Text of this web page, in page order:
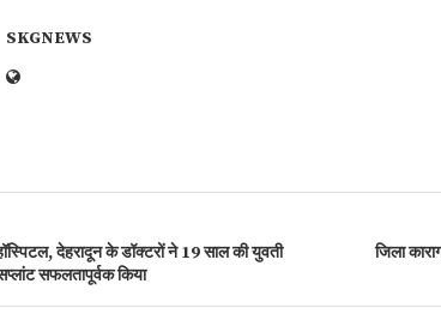
SKGNEWS
देहरादून के डॉक्टरों ने 19 साल की युवती
सफलतापूर्वक किया
जिला